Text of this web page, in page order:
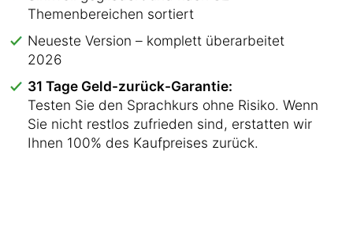
Themenbereichen sortiert
Neueste Version – komplett überarbeitet
2026
31 Tage Geld-zurück-Garantie:
Testen Sie den Sprachkurs ohne Risiko. Wenn
Sie nicht restlos zufrieden sind, erstatten wir
Ihnen 100% des Kaufpreises zurück.